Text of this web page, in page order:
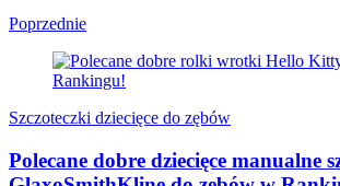
Poprzednie
Szczoteczki dziecięce do zębów
Polecane dobre dziecięce manualne